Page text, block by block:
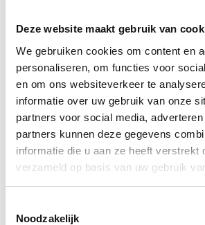
Deze website maakt gebruik van
We gebruiken cookies om content en
personaliseren, om functies voor
en om ons websiteverkeer te
informatie over uw gebruik van onze
partners voor social media,
partners kunnen deze gegevens
informatie die u aan ze heeft verstrekt
verzameld op basis van uw gebruik
Noodzakelijk
Gerelateerde
producten